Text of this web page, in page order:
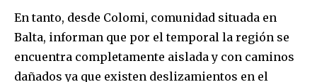
En tanto, desde Colomi, comunidad situada en
Balta, informan que por el temporal la región se
encuentra completamente aislada y con caminos
dañados ya que existen deslizamientos en el